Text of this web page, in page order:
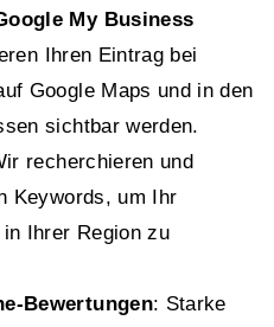
My Business
Ihren Eintrag bei
Google Maps und in den
sichtbar werden.
recherchieren und
Keywords, um Ihr
Ihrer Region zu
Bewertungen: Starke